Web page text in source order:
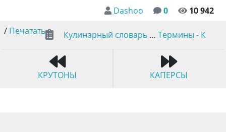
Dashoo
0
10 942
/ Печатать Кулинарный словарь … Термины - К
КРУТОНЫ КАПЕРСЫ